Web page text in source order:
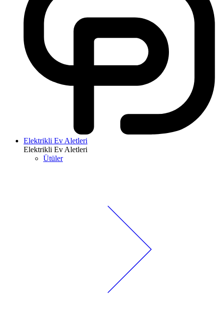
Elektrikli Ev Aletleri
Elektrikli Ev Aletleri
Ütüler